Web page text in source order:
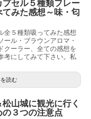
セル５種類フレー
みた感想～味・匂
全５種類吸ってみた感想
ル・ブラウンアロマ・
クーラー、全ての感想を
考にしてみて下さい。私
読む
山城に観光に行く
の３つの注意点